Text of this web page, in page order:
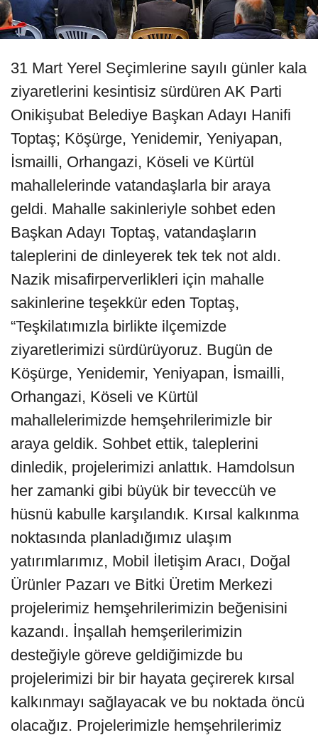
31 Mart Yerel Seçimlerine sayılı günler kala
ziyaretlerini kesintisiz sürdüren AK Parti
Onikişubat Belediye Başkan Adayı Hanifi
Toptaş; Köşürge, Yenidemir, Yeniyapan,
İsmailli, Orhangazi, Köseli ve Kürtül
mahallelerinde vatandaşlarla bir araya
geldi. Mahalle sakinleriyle sohbet eden
Başkan Adayı Toptaş, vatandaşların
taleplerini de dinleyerek tek tek not aldı.
Nazik misafirperverlikleri için mahalle
sakinlerine teşekkür eden Toptaş,
“Teşkilatımızla birlikte ilçemizde
ziyaretlerimizi sürdürüyoruz. Bugün de
Köşürge, Yenidemir, Yeniyapan, İsmailli,
Orhangazi, Köseli ve Kürtül
mahallelerimizde hemşehrilerimizle bir
araya geldik. Sohbet ettik, taleplerini
dinledik, projelerimizi anlattık. Hamdolsun
her zamanki gibi büyük bir teveccüh ve
hüsnü kabulle karşılandık. Kırsal kalkınma
noktasında planladığımız ulaşım
yatırımlarımız, Mobil İletişim Aracı, Doğal
Ürünler Pazarı ve Bitki Üretim Merkezi
projelerimiz hemşehrilerimizin beğenisini
kazandı. İnşallah hemşerilerimizin
desteğiyle göreve geldiğimizde bu
projelerimizi bir bir hayata geçirerek kırsal
kalkınmayı sağlayacak ve bu noktada öncü
olacağız. Projelerimizle hemşehrilerimiz